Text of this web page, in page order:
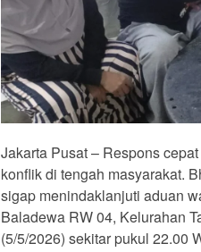
Jakarta Pusat – Respons
konflik di tengah masyarakat.
sigap menindaklanjuti aduan
Baladewa RW 04, Kelurahan
(5/5/2026) sekitar pukul 22.00